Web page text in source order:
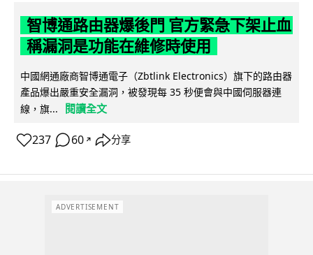
智博通路由器爆後門 官方緊急下架止血
稱漏洞是功能在維修時使用
中國網通廠商智博通電子（Zbtlink Electronics）旗下的路由器
產品爆出嚴重安全漏洞，被發現每 35 秒便會與中國伺服器連
線，旗...
閱讀全文
237 60 ↗ 分享
ADVERTISEMENT